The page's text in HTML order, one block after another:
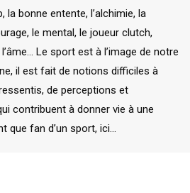
la bonne entente, l’alchimie, la
le mental, le joueur clutch,
l’âme… Le sport est à l’image de notre
il est fait de notions difficiles à
de perceptions et
contribuent à donner vie à une
que fan d’un sport, ici…